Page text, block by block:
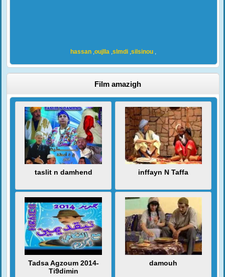
hassan ,oujlla ,slmdi ,silsinou ,
Film amazigh
taslit n damhend inffayn N Taffa
Tadsa Agzoum 2014-
Ti9dimin
damouh